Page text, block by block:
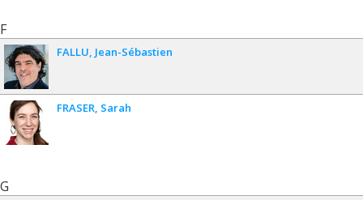
F
FALLU Jean-Sébastien
FRASER Sarah
G